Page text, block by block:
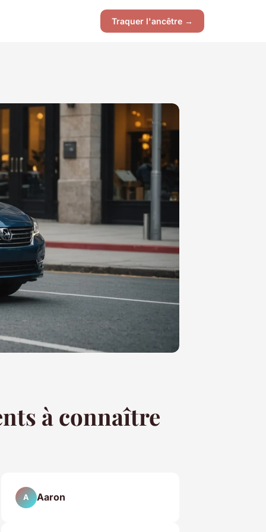
Traquer l'ancêtre →
à connaître
A Aaron